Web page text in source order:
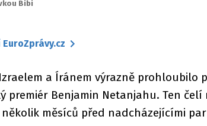
Bibi
a Íránem výrazně prohloubilo
premiér Benjamin Netanjahu. Ten čelí
několik měsíců před nadcházejícími